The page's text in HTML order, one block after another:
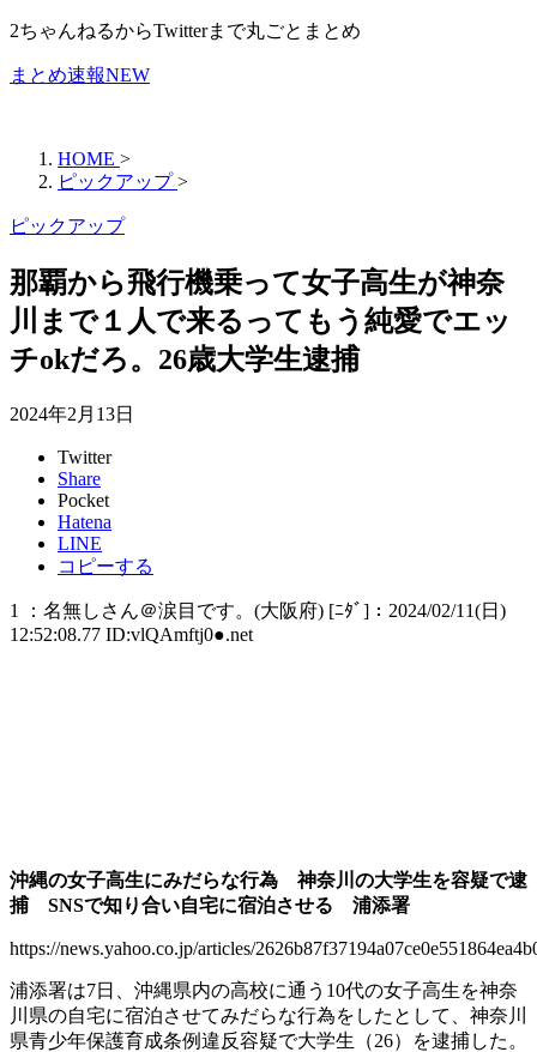
2ちゃんねるからTwitterまで丸ごとまとめ
まとめ速報NEW
HOME >
ピックアップ >
ピックアップ
那覇から飛行機乗って女子高生が神奈
川まで１人で来るってもう純愛でエッ
チokだろ。26歳大学生逮捕
2024年2月13日
Twitter
Share
Pocket
Hatena
LINE
コピーする
1 ：名無しさん＠涙目です。(大阪府) [ﾆﾀﾞ]：2024/02/11(日)
12:52:08.77 ID:vlQAmftj0●.net
沖縄の女子高生にみだらな行為 神奈川の大学生を容疑で逮
捕 SNSで知り合い自宅に宿泊させる 浦添署
https://news.yahoo.co.jp/articles/
浦添署は7日、沖縄県内の高校に通う10代の女子高生を神奈
川県の自宅に宿泊させてみだらな行為をしたとして、神奈川
県青少年保護育成条例違反容疑で大学生（26）を逮捕した。